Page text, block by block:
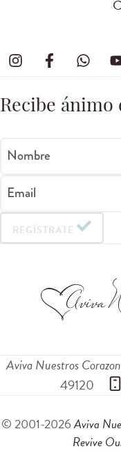
Recibe ánimo
Nombre
Email
REGÍSTRATE
Aviva Nuestros
49120
© 2001-2026Aviva
Revive